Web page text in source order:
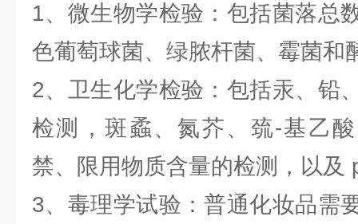
1、微生物学检验：包括菌落总
色葡萄球菌、绿脓杆菌、霉菌
2、卫生化学检验：包括汞、铅
检测，斑蟊、氮芥、巯-基乙
禁、限用物质含量的检测，以
3、毒理学试验：普通化妆品需